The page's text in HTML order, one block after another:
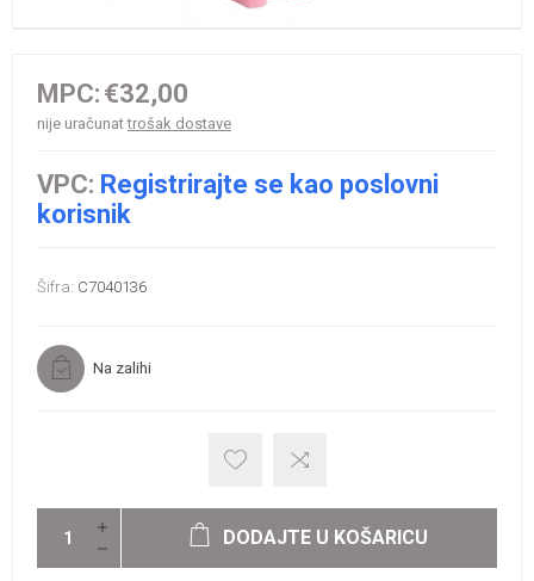
MPC: €32,00
nije uračunattrošak dostave
VPC: Registrirajte se kao poslovni
korisnik
Šifra: C7040136
Na zalihi
DODAJTE U KOŠARICU